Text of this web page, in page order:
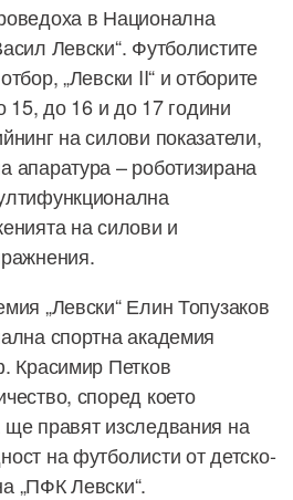
в Национална
Левски“. Футболистите
„Левски II“ и отборите
15, до 16 и до 17 години
на силови показатели,
апаратура – роботизирана
на силови и
„Левски“ Елин Топузаков
спортна академия
Красимир Петков
според което
правят изследвания на
на футболисти от детско-
„ПФК Левски“.